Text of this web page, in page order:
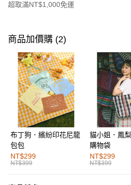
超取滿NT$1,000免運
信用卡一次付款
購物金
超商取貨付款
LINE Pay
街口支付
運送方式
全家取貨付款
每筆NT$60，滿NT$1,000(含以上)免運費
商品加價購 (2)
布丁狗．繽紛印花尼龍
包包
NT$299
NT$399
貓小姐．鳳
購物袋
NT$299
NT$399